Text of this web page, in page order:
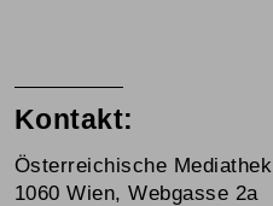
Kontakt:
Österreichische Mediathek
1060 Wien, Webgasse 2a